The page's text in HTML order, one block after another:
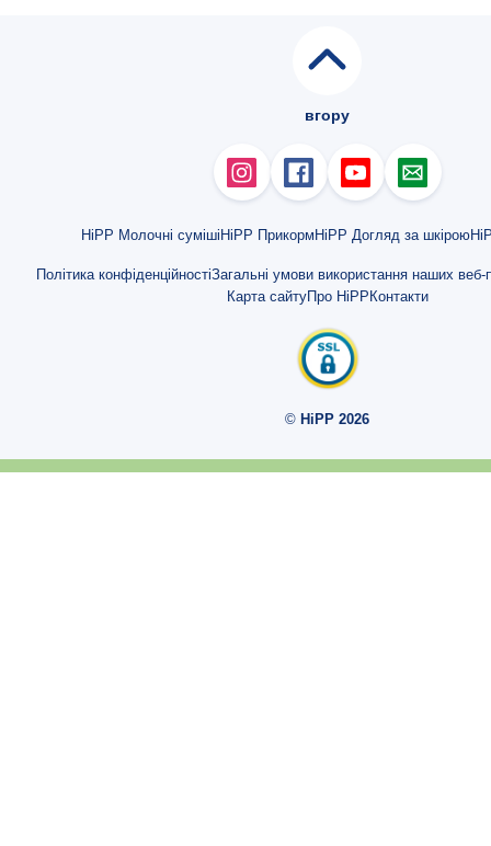
Закреп у немовляти на штучному вигодовуванні
Кількість суміші
Чи повинен малюк випивати суміш повністю?
Дитина часто зригує: коли потрібно звернутись до лікаря?
Чому немовля може відмовитись від молочної суміші?
вгору
HiPP Молочні суміші HiPP Прикорм HiPP Догляд за шкірою
Політика конфіденційностіЗагальні умови використання наших веб-
Карта сайтуПро HiPP Контакти
© HiPP 2026